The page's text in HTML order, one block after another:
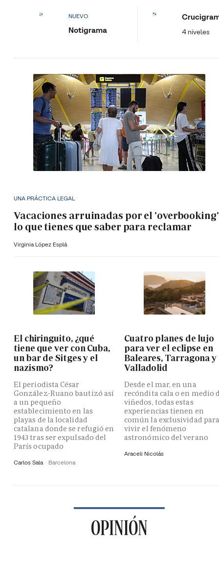
NUEVO
Notigrama 4 niveles
UNA PRÁCTICA LEGAL
Vacaciones arruinadas por el
lo que tienes que saber para reclamar
Virginia López Esplá
El chiringuito, ¿qué
tiene que ver con Cuba,
un bar de Sitges y el
nazismo?
El periodista César
González-Ruano bautizó así
a un pequeño
establecimiento en las
playas de la localidad
catalana donde se refugió en
1943 tras ser expulsado del
París ocupado
Carlos Sala Barcelona
Cuatro planes de lujo
para ver el eclipse en
Baleares, Tarragona y
Valladolid
Desde el mar, en una
recóndita cala o en medio
viñedos, todas estas
experiencias tienen en
común la exclusividad
vivir el fenómeno
astronómico del verano
Araceli Nicolás
OPINIÓN